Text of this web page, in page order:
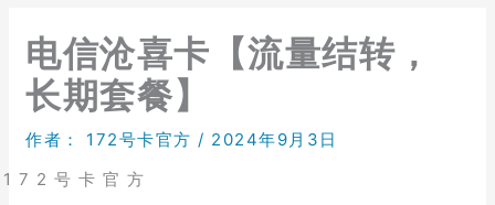
电信沧喜卡【流量结转，
长期套餐】
作者： 172号卡官方 / 2024年9月3日
1 7 2 号 卡 官 方